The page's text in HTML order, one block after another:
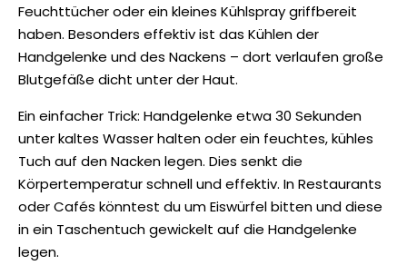
Feuchttücher oder ein kleines Kühlspray griffbereit
haben. Besonders effektiv ist das Kühlen der
Handgelenke und des Nackens – dort verlaufen große
Blutgefäße dicht unter der Haut.
Ein einfacher Trick: Handgelenke etwa 30 Sekunden
unter kaltes Wasser halten oder ein feuchtes, kühles
Tuch auf den Nacken legen. Dies senkt die
Körpertemperatur schnell und effektiv. In Restaurants
oder Cafés könntest du um Eiswürfel bitten und diese
in ein Taschentuch gewickelt auf die Handgelenke
legen.